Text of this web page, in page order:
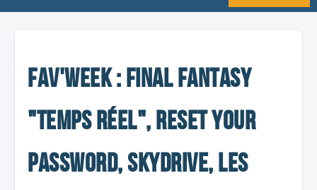
Fav'Week : Final Fantasy
"temps réel", Reset Your
Password, SkyDrive, Les